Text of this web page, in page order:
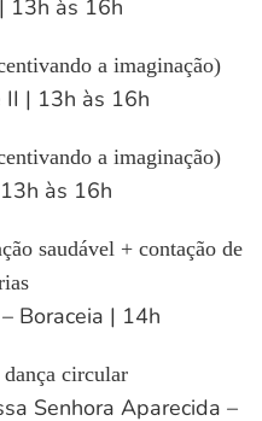
13h às 16h
a imaginação)
II | 13h às 16h
a imaginação)
às 16h
saudável + contação de
Boraceia | 14h
circular
Senhora Aparecida –